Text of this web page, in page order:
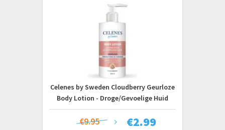
Celenes by Sweden Cloudberry Geurloze
Body Lotion - Droge/Gevoelige Huid
€2.99
€9.95